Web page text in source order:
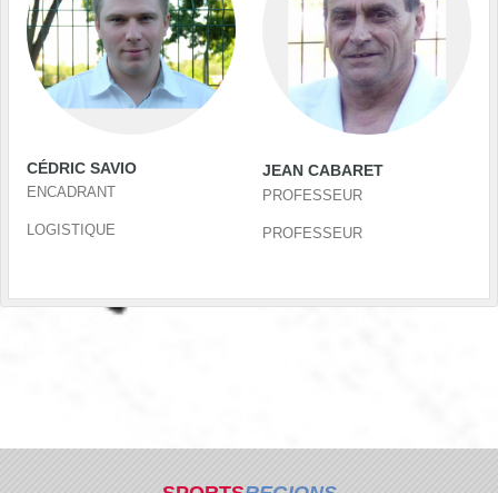
CÉDRIC SAVIO
ENCADRANT
LOGISTIQUE
JEAN CABARET
PROFESSEUR
PROFESSEUR